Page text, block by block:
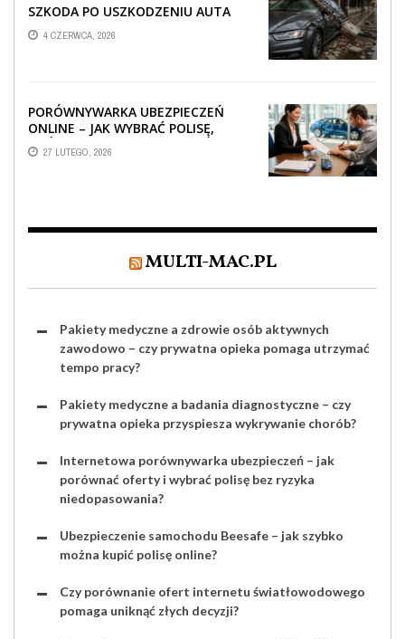
SZKODA PO USZKODZENIU AUTA
PRZEZ SPADAJĄCY FRAGMENT
OGRODZENIA
4 CZERWCA, 2026
PORÓWNYWARKA UBEZPIECZEŃ
ONLINE – JAK WYBRAĆ POLISĘ,
KTÓRA REALNIE CHRONI TWÓJ
MAJĄTEK?
27 LUTEGO, 2026
MULTI-MAC.PL
Pakiety medyczne a zdrowie osób aktywnych
zawodowo – czy prywatna opieka pomaga utrzymać
tempo pracy?
Pakiety medyczne a badania diagnostyczne – czy
prywatna opieka przyspiesza wykrywanie chorób?
Internetowa porównywarka ubezpieczeń – jak
porównać oferty i wybrać polisę bez ryzyka
niedopasowania?
Ubezpieczenie samochodu Beesafe – jak szybko
można kupić polisę online?
Czy porównanie ofert internetu światłowodowego
pomaga uniknąć złych decyzji?